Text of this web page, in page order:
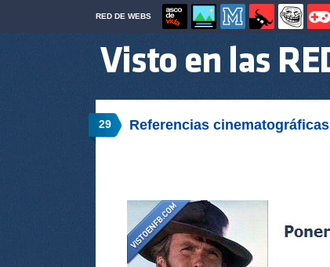
RED DE WEBS
29 Referencias cinematográficas